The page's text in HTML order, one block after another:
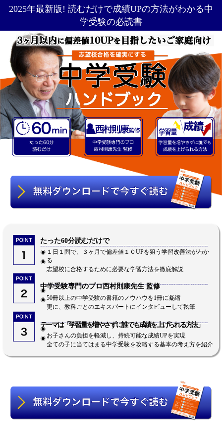
2025年最新版! 読むだけで成績UPの方法がわかる中
学受験の必読書
たった60分読むだけで
１日１問で、３ヶ月で偏差値１０UPを狙う学習改善法がわか
る
志望校に合格するために必要な学習方法を徹底解説
中学受験専門のプロ西村則康先生 監修
50冊以上の中学受験の書籍のノウハウを1冊に凝縮
更に、教科ごとのエキスパートにインタビューして執筆
テーマは「学習量を増やさずに誰でも成績を上げられる方法」
お子さんの負担を軽減し、持続可能な成績UPを実現
全ての子に当てはまる中学受験を攻略する基本の考え方を紹介